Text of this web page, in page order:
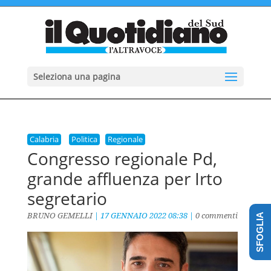
Seleziona una pagina
Calabria Politica Regionale
Congresso regionale Pd,
grande affluenza per Irto
segretario
BRUNO GEMELLI| 17 GENNAIO 2022 08:38| 0 commenti SFOGLIA